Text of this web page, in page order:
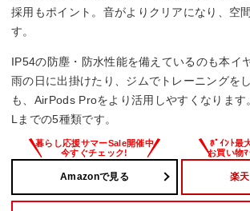
採用もポイント。音がよりクリアになり、空
す。
IP54の防塵・防水性能を備えているのも本イ
雨の日に出掛けたり、ジムでトレーニングを
も、AirPods Proをより活用しやすくなります
Lまでの5種類です。
Amazonで見る 楽